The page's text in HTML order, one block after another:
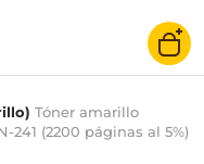
Tóner amarillo
241 (2200 páginas al 5%)